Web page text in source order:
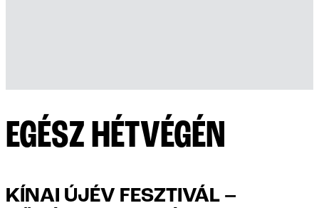
EGÉSZ HÉTVÉGÉN
KÍNAI ÚJÉV FESZTIVÁL –